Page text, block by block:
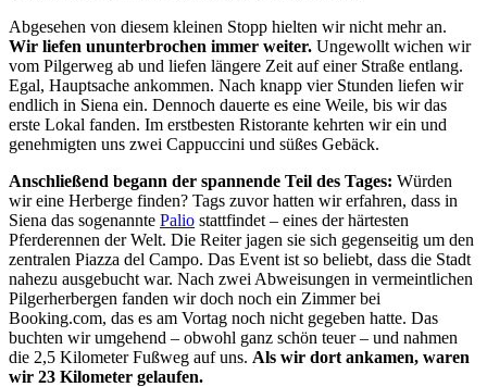
Abgesehen von diesem kleinen Stopp hielten wir nicht mehr an.
Wir liefen ununterbrochen immer weiter. Ungewollt wichen wir
vom Pilgerweg ab und liefen längere Zeit auf einer Straße entlang.
Egal, Hauptsache ankommen. Nach knapp vier Stunden liefen wir
endlich in Siena ein. Dennoch dauerte es eine Weile, bis wir das
erste Lokal fanden. Im erstbesten Ristorante kehrten wir ein und
genehmigten uns zwei Cappuccini und süßes Gebäck.
Anschließend begann der spannende Teil des Tages: Würden
wir eine Herberge finden? Tags zuvor hatten wir erfahren, dass in
Siena das sogenannte Palio stattfindet – eines der härtesten
Pferderennen der Welt. Die Reiter jagen sie sich gegenseitig um den
zentralen Piazza del Campo. Das Event ist so beliebt, dass die Stadt
nahezu ausgebucht war. Nach zwei Abweisungen in vermeintlichen
Pilgerherbergen fanden wir doch noch ein Zimmer bei
Booking.com, das es am Vortag noch nicht gegeben hatte. Das
buchten wir umgehend – obwohl ganz schön teuer – und nahmen
die 2,5 Kilometer Fußweg auf uns. Als wir dort ankamen, waren
wir 23 Kilometer gelaufen.